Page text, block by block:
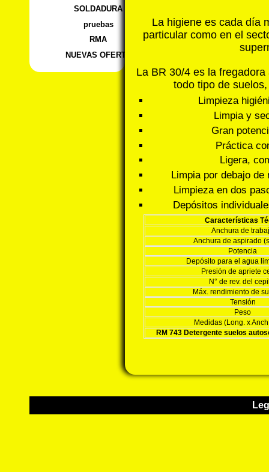
SOLDADURA
pruebas
RMA
NUEVAS OFERTA
La higiene es cada día
particular como en el
La BR 30/4 es la
todo tipo de
Limpieza
Limpia y
Gran
Práctica
Ligera,
Limpia por debajo
Limpieza en dos
Depósitos
Características
Anchura de
Anchura de aspirado
Potencia
Depósito para el agua
Presión de apriete
N° de rev. del
Máx. rendimiento de
Tensión
Peso
Medidas (Long. x
RM 743 Detergente suelos